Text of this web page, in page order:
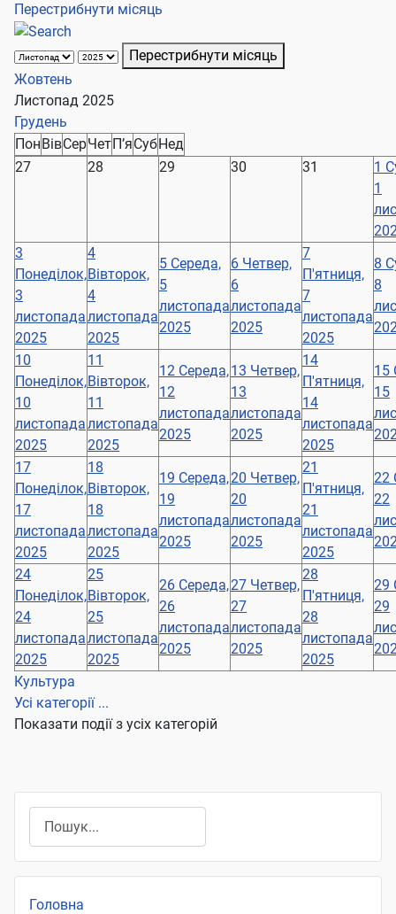
Перестрибнути місяць
Перестрибнути місяць
Жовтень
Листопад 2025
Грудень
Пон ВівСерЧет П’яСубНед
27
28 29 30 31 1
1
3
Понеділок,
3
листопада
2025
4
Вівторок,
4
листопада
2025
5 Середа,
5
листопада
2025
6 Четвер,
6
листопада
2025
7
П'ятниця,
7
листопада
2025
8
8
10
Понеділок,
10
листопада
2025
11
Вівторок,
11
листопада
2025
12 Середа,
12
листопада
2025
13 Четвер,
13
листопада
2025
14
П'ятниця,
14
листопада
2025
15
15
17
Понеділок,
17
листопада
2025
18
Вівторок,
18
листопада
2025
19 Середа,
19
листопада
2025
20 Четвер,
20
листопада
2025
21
П'ятниця,
21
листопада
2025
22
22
24
Понеділок,
24
листопада
2025
25
Вівторок,
25
листопада
2025
26 Середа,
26
листопада
2025
27 Четвер,
27
листопада
2025
28
П'ятниця,
28
листопада
2025
29
29
Культура
Усі категорії ...
Показати події з усіх категорій
Головна